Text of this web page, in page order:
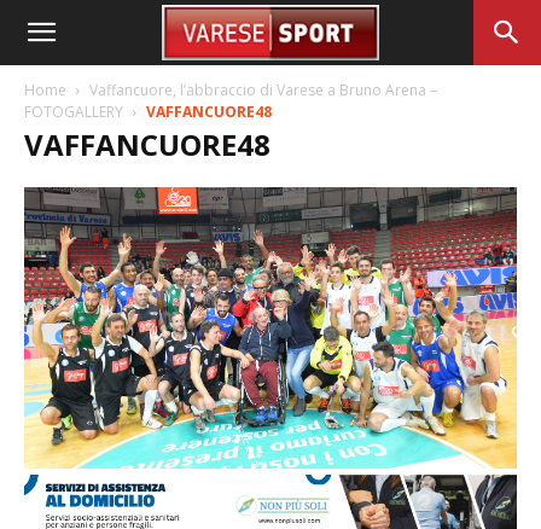
Home
Vaffancuore, l’abbraccio di Varese a Bruno Arena –
FOTOGALLERY
VAFFANCUORE48
VAFFANCUORE48